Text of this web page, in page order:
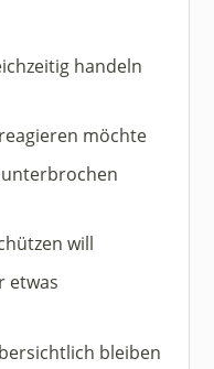
handeln
möchte
will
etwas
bleiben